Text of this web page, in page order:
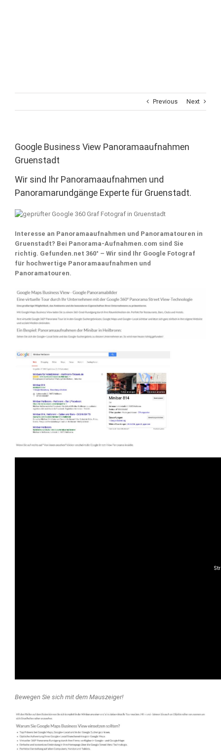
Previous Next
Google Business View Panoramaaufnahmen
Gruenstadt
Wir sind Ihr Panoramaaufnahmen und
Panoramarundgänge Experte für Gruenstadt.
Interesse an Panoramaaufnahmen und Panoramatouren in
Gruenstadt? Bei Panorama-Aufnahmen.com sind Sie
richtig. Gefunden.net 360° – Wir sind Ihr Google Fotograf
für hochwertige Panoramaaufnahmen und
Panoramatouren.
Bewegen Sie sich mit dem Mauszeiger!